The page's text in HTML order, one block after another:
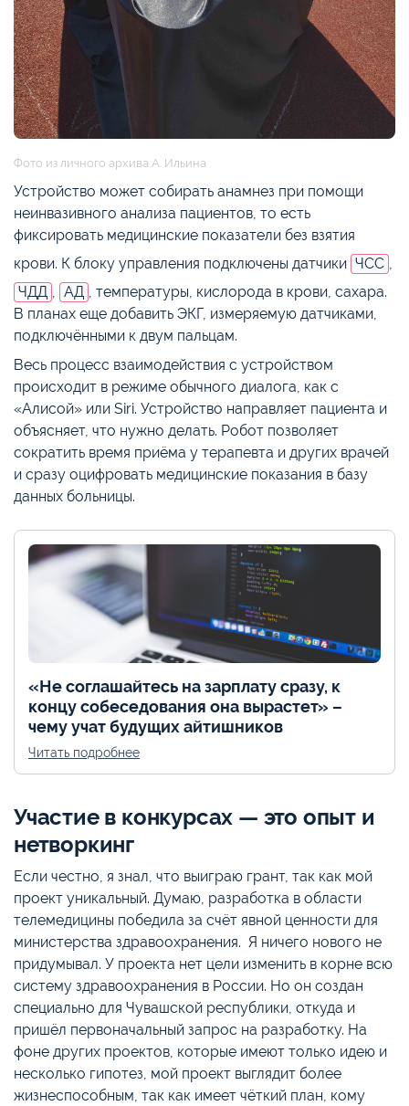
Фото из личного архива А. Ильина
Устройство может собирать анамнез при помощи
неинвазивного анализа пациентов, то есть
фиксировать медицинские показатели без взятия
крови. К блоку управления подключены датчики ЧСС ,
ЧДД , АД , температуры, кислорода в крови, сахара.
В планах еще добавить ЭКГ, измеряемую датчиками,
подключёнными к двум пальцам.
Весь процесс взаимодействия с устройством
происходит в режиме обычного диалога, как с
«Алисой» или Siri. Устройство направляет пациента и
объясняет, что нужно делать. Робот позволяет
сократить время приёма у терапевта и других врачей
и сразу оцифровать медицинские показания в базу
данных больницы.
«Не соглашайтесь на зарплату сразу, к
концу собеседования она вырастет» –
чему учат будущих айтишников
Читать подробнее
Участие в конкурсах — это опыт и
нетворкинг
Если честно, я знал, что выиграю грант, так как мой
проект уникальный. Думаю, разработка в области
телемедицины победила за счёт явной ценности для
министерства здравоохранения. Я ничего нового не
придумывал. У проекта нет цели изменить в корне всю
систему здравоохранения в России. Но он создан
специально для Чувашской республики, откуда и
пришёл первоначальный запрос на разработку. На
фоне других проектов, которые имеют только идею и
несколько гипотез, мой проект выглядит более
жизнеспособным, так как имеет чёткий план, кому